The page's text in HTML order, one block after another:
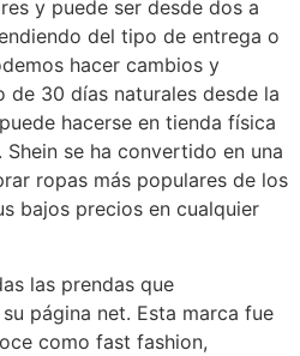
y puede ser desde dos a
del tipo de entrega o
hacer cambios y
de 30 días naturales desde la
hacerse en tienda física
se ha convertido en una
ropas más populares de los
bajos precios en cualquier
las prendas que
página net. Esta marca fue
como fast fashion,